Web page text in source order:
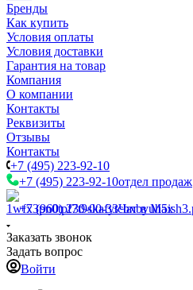
Бренды
Как купить
Условия оплаты
Условия доставки
Гарантия на товар
Компания
О компании
Контакты
Реквизиты
Отзывы
Контакты
+7 (495) 223-92-10
+7 (495) 223-92-10отдел продаж
+7 (960) 230-00-33Чат в Max
Заказать звонок
Задать вопрос
Войти